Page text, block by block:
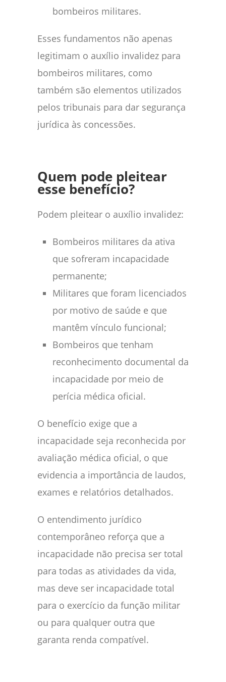
bombeiros militares.
Esses fundamentos não apenas
legitimam o auxílio invalidez para
bombeiros militares, como
também são elementos utilizados
pelos tribunais para dar segurança
jurídica às concessões.
Quem pode pleitear
esse benefício?
Podem pleitear o auxílio invalidez:
Bombeiros militares da ativa
que sofreram incapacidade
permanente;
Militares que foram licenciados
por motivo de saúde e que
mantêm vínculo funcional;
Bombeiros que tenham
reconhecimento documental da
incapacidade por meio de
perícia médica oficial.
O benefício exige que a
incapacidade seja reconhecida por
avaliação médica oficial, o que
evidencia a importância de laudos,
exames e relatórios detalhados.
O entendimento jurídico
contemporâneo reforça que a
incapacidade não precisa ser total
para todas as atividades da vida,
mas deve ser incapacidade total
para o exercício da função militar
ou para qualquer outra que
garanta renda compatível.